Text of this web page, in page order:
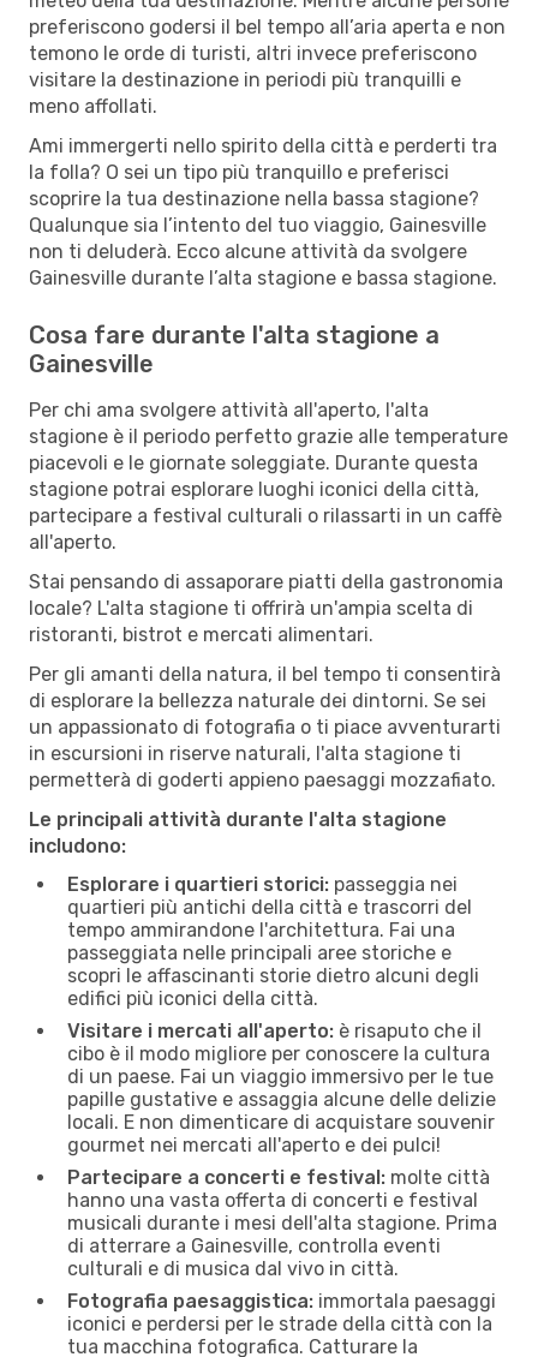
preferiscono godersi il bel tempo all’aria aperta e non
temono le orde di turisti, altri invece preferiscono
visitare la destinazione in periodi più tranquilli e
meno affollati.
Ami immergerti nello spirito della città e perderti tra
la folla? O sei un tipo più tranquillo e preferisci
scoprire la tua destinazione nella bassa stagione?
Qualunque sia l’intento del tuo viaggio, Gainesville
non ti deluderà. Ecco alcune attività da svolgere
Gainesville durante l’alta stagione e bassa stagione.
Cosa fare durante l'alta stagione a
Gainesville
Per chi ama svolgere attività all'aperto, l'alta
stagione è il periodo perfetto grazie alle temperature
piacevoli e le giornate soleggiate. Durante questa
stagione potrai esplorare luoghi iconici della città,
partecipare a festival culturali o rilassarti in un caffè
all'aperto.
Stai pensando di assaporare piatti della gastronomia
locale? L'alta stagione ti offrirà un'ampia scelta di
ristoranti, bistrot e mercati alimentari.
Per gli amanti della natura, il bel tempo ti consentirà
di esplorare la bellezza naturale dei dintorni. Se sei
un appassionato di fotografia o ti piace avventurarti
in escursioni in riserve naturali, l'alta stagione ti
permetterà di goderti appieno paesaggi mozzafiato.
Le principali attività durante l'alta stagione
includono:
Esplorare i quartieri storici: passeggia nei
quartieri più antichi della città e trascorri del
tempo ammirandone l'architettura. Fai una
passeggiata nelle principali aree storiche e
scopri le affascinanti storie dietro alcuni degli
edifici più iconici della città.
Visitare i mercati all'aperto: è risaputo che il
cibo è il modo migliore per conoscere la cultura
di un paese. Fai un viaggio immersivo per le tue
papille gustative e assaggia alcune delle delizie
locali. E non dimenticare di acquistare souvenir
gourmet nei mercati all'aperto e dei pulci!
Partecipare a concerti e festival: molte città
hanno una vasta offerta di concerti e festival
musicali durante i mesi dell'alta stagione. Prima
di atterrare a Gainesville, controlla eventi
culturali e di musica dal vivo in città.
Fotografia paesaggistica: immortala paesaggi
iconici e perdersi per le strade della città con la
tua macchina fotografica. Catturare la